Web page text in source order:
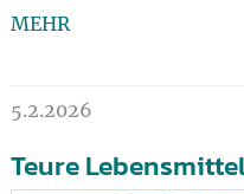
MEHR
5.2.2026
Teure